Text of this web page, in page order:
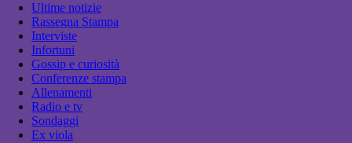
Ultime notizie
Rassegna Stampa
Interviste
Infortuni
Gossip e curiosità
Conferenze stampa
Allenamenti
Radio e tv
Sondaggi
Ex viola